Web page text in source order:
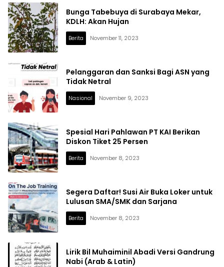
Bunga Tabebuya di Surabaya Mekar,
KDLH: Akan Hujan
Berita November 11, 2023
Pelanggaran dan Sanksi Bagi ASN yang
Tidak Netral
Nasional November 9, 2023
Spesial Hari Pahlawan PT KAI Berikan
Diskon Tiket 25 Persen
Berita November 8, 2023
Segera Daftar! Susi Air Buka Loker untuk
Lulusan SMA/SMK dan Sarjana
Berita November 8, 2023
Lirik Bil Muhaiminil Abadi Versi Gandrung
Nabi (Arab & Latin)